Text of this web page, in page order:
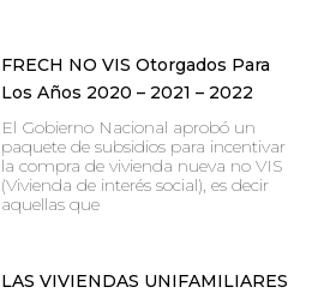
FRECH NO VIS Otorgados Para
Los Años 2020 – 2021 – 2022
El Gobierno Nacional aprobó un
paquete de subsidios para incentivar
la compra de vivienda nueva no VIS
(Vivienda de interés social), es decir
aquellas que
LAS VIVIENDAS UNIFAMILIARES